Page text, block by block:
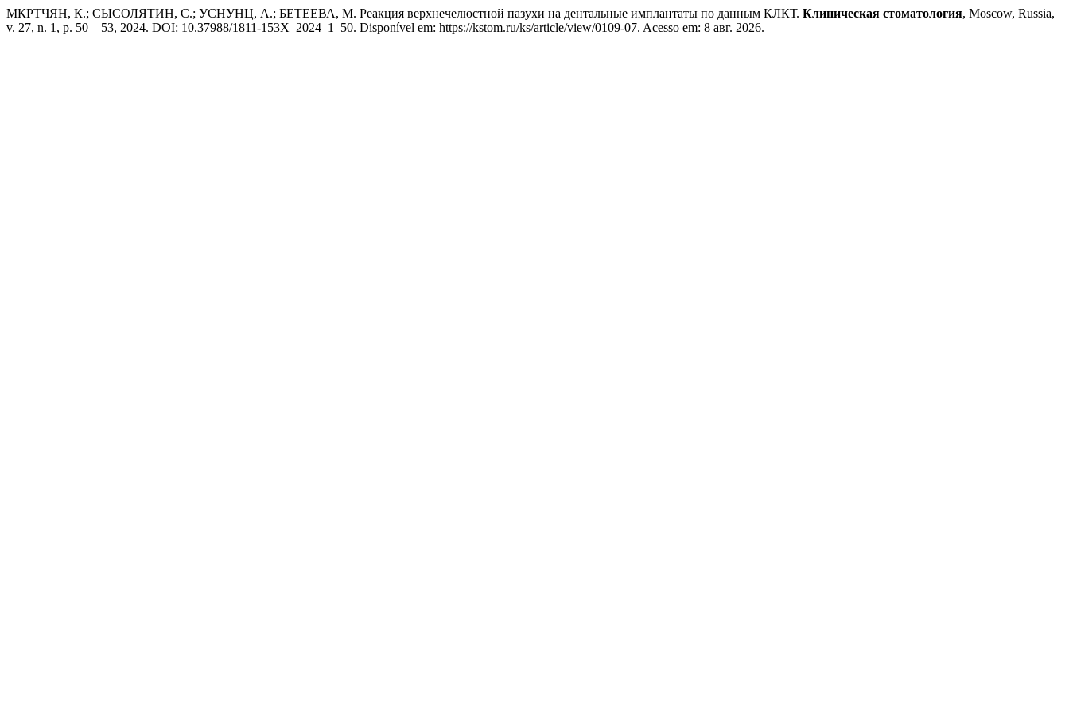
МКРТЧЯН, К.; СЫСОЛЯТИН, С.; УСНУНЦ, А.; БЕТЕЕВА, М. Реакция верхнечелюстной пазухи на дентальные имплантаты по данным КЛКТ. Клиническая стоматология, Moscow, Russia,
v. 27, n. 1, p. 50—53, 2024. DOI: 10.37988/1811-153X_2024_1_50. Disponível em: https://kstom.ru/ks/article/view/0109-07. Acesso em: 8 авг. 2026.